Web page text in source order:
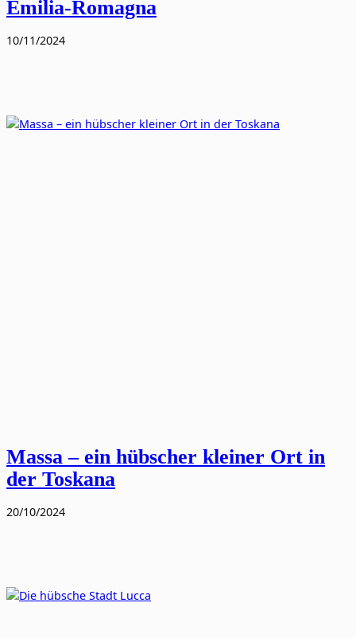
Emilia-Romagna
10/11/2024
Massa – ein hübscher kleiner Ort in
der Toskana
20/10/2024